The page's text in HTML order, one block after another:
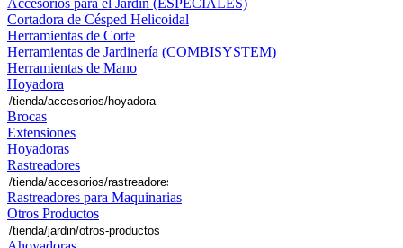
Accesorios para el Jardín (ESPECIALES)
Cortadora de Césped Helicoidal
Herramientas de Corte
Herramientas de Jardinería (COMBISYSTEM)
Herramientas de Mano
Hoyadora
Brocas
Extensiones
Hoyadoras
Rastreadores
Rastreadores para Maquinarias
Otros Productos